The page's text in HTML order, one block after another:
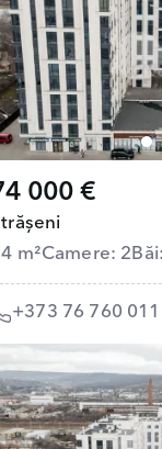
000 €
m²Camere: 2
+373 76 760 011